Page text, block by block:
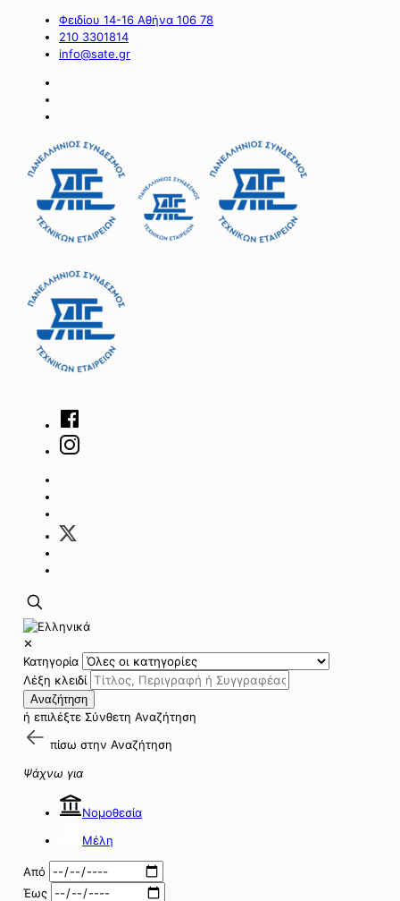
Φειδίου 14-16 Αθήνα 106 78
210 3301814
info@sate.gr
✕
Κατηγορία
Λέξη κλειδί
Αναζήτηση
ή επιλέξτε Σύνθετη Αναζήτηση
πίσω στην Αναζήτηση
Ψάχνω για
Νομοθεσία
Μέλη
Από
Έως